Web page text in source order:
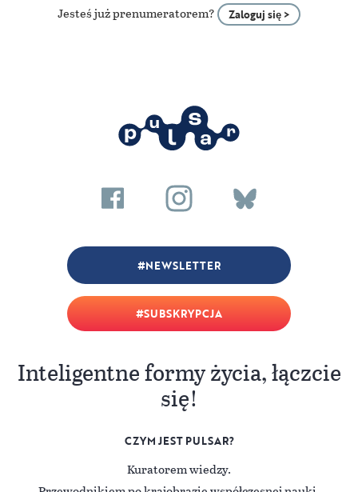
Jesteś już prenumeratorem? Zaloguj się >
SUBSKRYPCJA
NEWSLETTER
Inteligentne formy życia, łączcie
się!
CZYM JEST PULSAR?
Kuratorem wiedzy.